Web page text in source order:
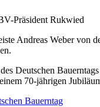
Präsident Rukwied
Andreas Weber
Deutschen
70-jährigen